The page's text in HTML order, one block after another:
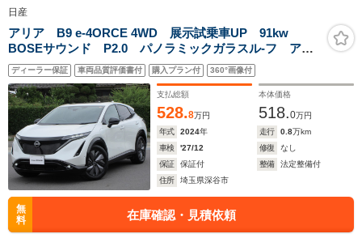
日産
アリア B9 e-4ORCE 4WD 展示試乗車UP 91kw
BOSEサウンド P2.0 パノラミックガラスル-フ アラ
ウンドビュ-モニタ- プロパイロットリモ-トパーキング
ディーラー保証 車両品質評価書付 購入プラン付 360°画像付
支払総額
528.8万円
本体価格
518.0万円
年式
2024年 走行 0.8万km
車検
'27/12 修復
なし
保証
保証付 整備
法定整備付
住所
埼玉県深谷市
無
料
在庫確認・見積依頼